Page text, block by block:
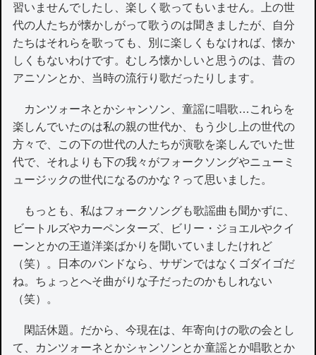
習いませんでしたし、楽しく歌ってもいません。上の世
代の人たちが懐かしがって歌うのは聞きましたが、自分
たちはそれらを歌っても、別に楽しくもなければ、懐か
しくもないわけです。むしろ懐かしいと思うのは、昔の
アニソンとか、当時の流行り歌だったりします。
カンツォーネとかシャンソン、童謡に唱歌…これらを
楽しんでいたのは私の親の世代か、もう少し上の世代の
方々で、この下の世代の人たちが演歌を楽しんでいた世
代で、それよりも下の我々がフォークソングやニューミ
ュージックの世代になるのかな？って思いました。
もっとも、私はフォークソングも歌謡曲も聞かずに、
ビートルズやカーペンターズ、ビリー・ジョエルやクイ
ーンとかの王道洋楽ばかりを聞いていましたけれど
（笑）。日本のバンドなら、サザンではなくゴダイゴだ
ね。ちょっとへそ曲がりな子だったのかもしれない
（笑）。
閑話休題。だから、今現在は、年寄向けの歌の会とし
て、カンツォーネとかシャンソンとか童謡とか唱歌とか